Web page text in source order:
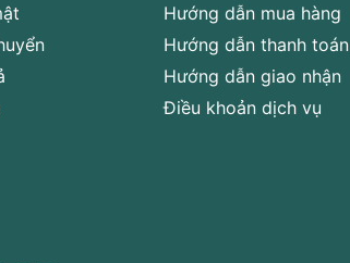
Hướng dẫn mua hàng
Hướng dẫn thanh toán
Hướng dẫn giao nhận
Điều khoản dịch vụ